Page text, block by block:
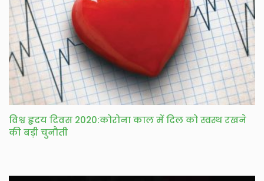
विश्व हृदय दिवस 2020:कोरोना काल में दिल को स्वस्थ रखने
की बड़ी चुनौती